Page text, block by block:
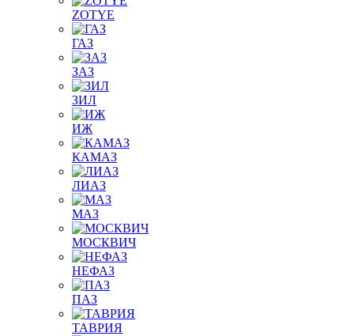
ZOTYE
ГАЗ
ЗАЗ
ЗИЛ
ИЖ
КАМАЗ
ЛИАЗ
МАЗ
МОСКВИЧ
НЕФАЗ
ПАЗ
ТАВРИЯ